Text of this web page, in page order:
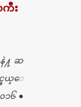
ကီး
နဲ႔ ဆ
နယ္ေ
၁၆ ●